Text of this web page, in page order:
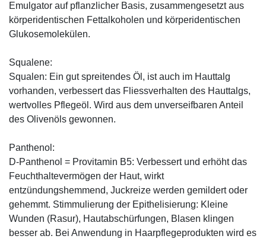
Emulgator auf pflanzlicher Basis, zusammengesetzt aus
körperidentischen Fettalkoholen und körperidentischen
Glukosemolekülen.
Squalene:
Squalen: Ein gut spreitendes Öl, ist auch im Hauttalg
vorhanden, verbessert das Fliessverhalten des Hauttalgs,
wertvolles Pflegeöl. Wird aus dem unverseifbaren Anteil
des Olivenöls gewonnen.
Panthenol:
D-Panthenol = Provitamin B5: Verbessert und erhöht das
Feuchthaltevermögen der Haut, wirkt
entzündungshemmend, Juckreize werden gemildert oder
gehemmt. Stimmulierung der Epithelisierung: Kleine
Wunden (Rasur), Hautabschürfungen, Blasen klingen
besser ab. Bei Anwendung in Haarpflegeprodukten wird es